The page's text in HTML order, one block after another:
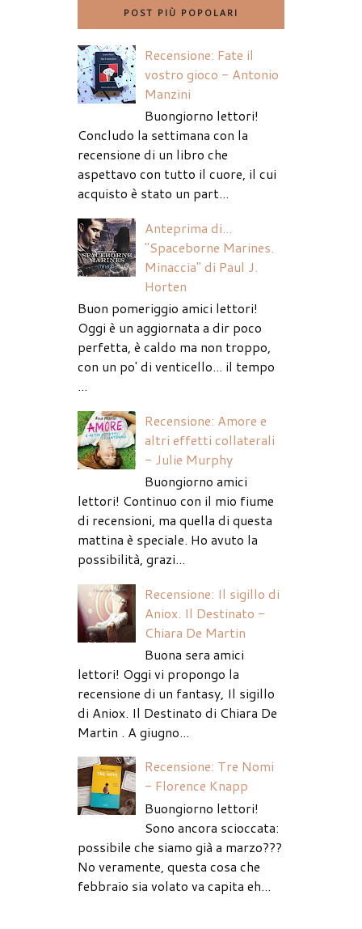
POST PIÙ POPOLARI
Recensione: Fate il
vostro gioco - Antonio
Manzini
Buongiorno lettori!
Concludo la settimana con la
recensione di un libro che
aspettavo con tutto il cuore, il cui
acquisto è stato un part...
Anteprima di...
"Spaceborne Marines.
Minaccia" di Paul J.
Horten
Buon pomeriggio amici lettori!
Oggi è un aggiornata a dir poco
perfetta, è caldo ma non troppo,
con un po' di venticello... il tempo
...
Recensione: Amore e
altri effetti collaterali
- Julie Murphy
Buongiorno amici
lettori! Continuo con il mio fiume
di recensioni, ma quella di questa
mattina è speciale. Ho avuto la
possibilità, grazi...
Recensione: Il sigillo di
Aniox. Il Destinato -
Chiara De Martin
Buona sera amici
lettori! Oggi vi propongo la
recensione di un fantasy, Il sigillo
di Aniox. Il Destinato di Chiara De
Martin . A giugno...
Recensione: Tre Nomi
- Florence Knapp
Buongiorno lettori!
Sono ancora scioccata:
possibile che siamo già a marzo???
No veramente, questa cosa che
febbraio sia volato va capita eh...